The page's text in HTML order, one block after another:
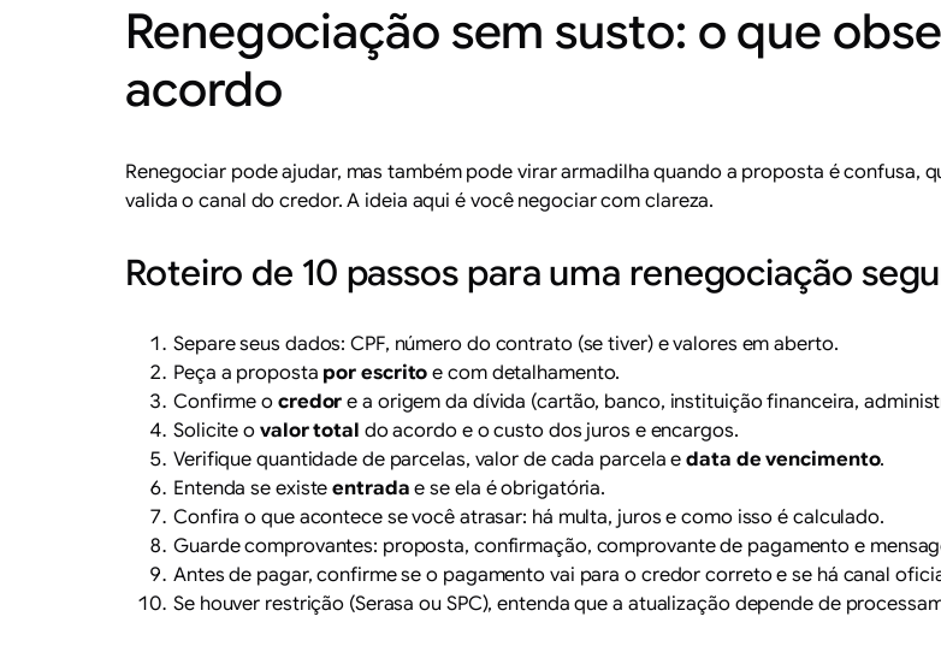
Renegociação sem susto: o que
acordo
Renegociar pode ajudar, mas também pode virar armadilha quando a proposta é confusa,
valida o canal do credor. A ideia aqui é você negociar com clareza.
Roteiro de 10 passos para uma renegociação
Separe seus dados: CPF, número do contrato (se tiver) e valores em aberto.
Peça a proposta por escrito e com detalhamento.
Confirme o credor e a origem da dívida (cartão, banco, instituição financeira,
Solicite o valor total do acordo e o custo dos juros e encargos.
Verifique quantidade de parcelas, valor de cada parcela edata de vencimento.
Entenda se existeentrada e se ela é obrigatória.
Confira o que acontece se você atrasar: há multa, juros e como isso é calculado.
Guarde comprovantes: proposta, confirmação, comprovante de pagamento e
Antes de pagar, confirme se o pagamento vai para o credor correto e se há canal
Se houver restrição (Serasa ou SPC), entenda que a atualização depende de